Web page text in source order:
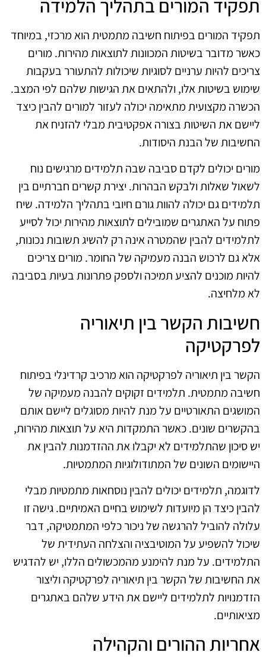
תפקיד המורים בתהליך הלמידה
תפקיד המורים בפיתוח חשיבה מתמטית הוא מרכזי, במיוחד
כאשר מדובר בשיטות המכוונות לתוצאות מהירות. מורים
צריכים להיות ערניים לסוגיות שיכולות להתעורר בעקבות
שימוש בשיטות אלו, ולהתאים את הגישות שלהם לפי המצב.
הכשרה מקצועית מתאימה יכולה לעזור למורים להבין כיצד
ליישם את השיטות בצורה אפקטיבית מבלי להזניח את
החשיבות של הבנת היסודות.
מורים יכולים לקדם סביבה שבה תלמידים מרגישים נוח
לשאול שאלות ולבקש הבהרות. יצירת קשרים חברתיים בין
תלמידים גם יכולה להוות גורם חיובי בתהליך הלמידה. שיח
פתוח על האתגרים שמובילים לתוצאות מהירות יכול לסייע
לתלמידים להבין שהמטרה אינה רק להשיג תשובות נכונות,
אלא גם לרכוש הבנה מעמיקה של החומר. מורים צריכים
להיות מוכנים להציע תמיכה ולספק פתרונות בעיות בסביבה
לא מלחיצה.
חשיבות הקשר בין תיאוריה
לפרקטיקה
הקשר בין תיאוריה לפרקטיקה הוא מרכיב קרדינלי בפיתוח
חשיבה מתמטית. תלמידים זקוקים להבנה מעמיקה של
המושגים התאורטיים על מנת להיות מסוגלים ליישם אותם
בהקשרים שונים. כאשר התמקדות היא על תוצאות מהירות,
יש סיכון שהתלמידים לא יקבלו את ההזדמנות להבין את
היישומים השונים של המתודולוגיות המתמטיות.
לדוגמה, תלמידים יכולים להבין נוסחאות מתמטיות מבלי
להבין כיצד הן מיועדות לשימוש בחיים האמיתיים. גישה זו
עלולה להוביל להרגשה של ניכור כלפי המתמטיקה, דבר
שיכול להשפיע על המוטיבציה והצלחה העתידית של
התלמידים. על מנת להימנע מהמכשולים הללו, יש להדגיש
את החשיבות של הקשר בין תיאוריה לפרקטיקה וליצור
הזדמנויות לתלמידים ליישם את הידע שלהם באתגרים
מציאותיים.
אחריות ההורים והקהילה